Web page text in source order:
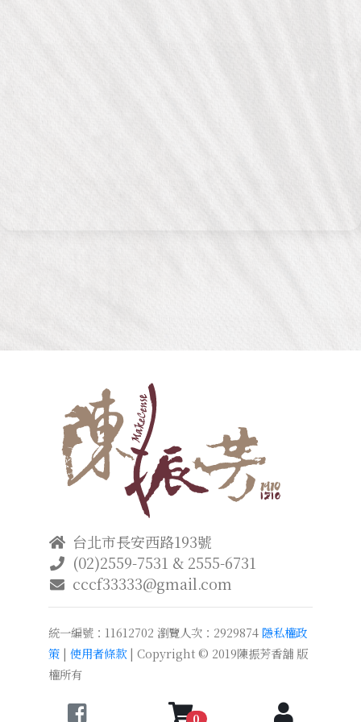
0
台北市長安西路193號
(02)2559-7531 & 2555-6731
cccf33333@gmail.com
統一編號：11612702 瀏覽人次：2929874 隱私權政
策| 使用者條款| Copyright © 2019陳振芳香舖 版
權所有